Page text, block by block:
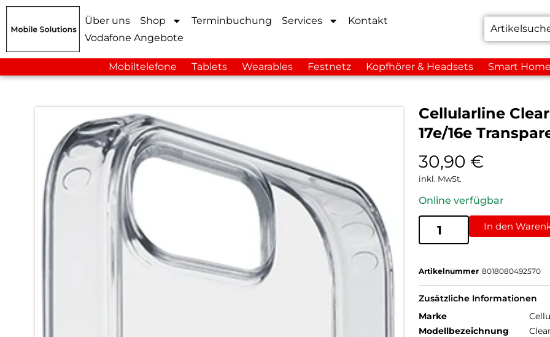
Über uns Shop Terminbuchung Services
Kontakt
Vodafone Angebote
Mobiltelefone Tablets Wearables Festnetz Kopfhörer & Headsets Smart
Cellularline
17e/16e
30,90 €
inkl. MwSt.
Online verfügbar
In den
Artikelnummer 8018080492570
Zusätzliche Informationen
Marke
Modellbezeichnung